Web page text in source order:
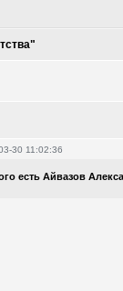
30 11:02:36
есть Айвазов